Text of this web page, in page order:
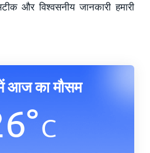
और विश्वसनीय जानकारी हमारी
आज का मौसम
°C